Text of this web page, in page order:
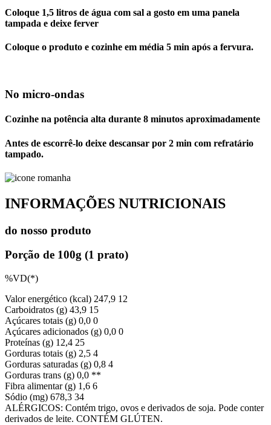
Coloque 1,5 litros de água com sal a gosto em uma panela
tampada e deixe ferver
Coloque o produto e cozinhe em média 5 min após a fervura.
No micro-ondas
Cozinhe na potência alta durante 8 minutos aproximadamente
Antes de escorrê-lo deixe descansar por 2 min com refratário
tampado.
INFORMAÇÕES NUTRICIONAIS
do nosso produto
Porção de 100g (1 prato)
%VD(*)
Valor energético (kcal) 247,9 12
Carboidratos (g) 43,9 15
Açúcares totais (g) 0,0 0
Açúcares adicionados (g) 0,0 0
Proteínas (g) 12,4 25
Gorduras totais (g) 2,5 4
Gorduras saturadas (g) 0,8 4
Gorduras trans (g) 0,0 **
Fibra alimentar (g) 1,6 6
Sódio (mg) 678,3 34
ALÉRGICOS: Contém trigo, ovos e derivados de soja. Pode conter
derivados de leite. CONTÉM GLÚTEN.